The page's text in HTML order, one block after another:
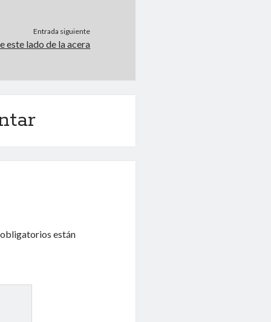
Entrada siguiente
este lado de la acera
están